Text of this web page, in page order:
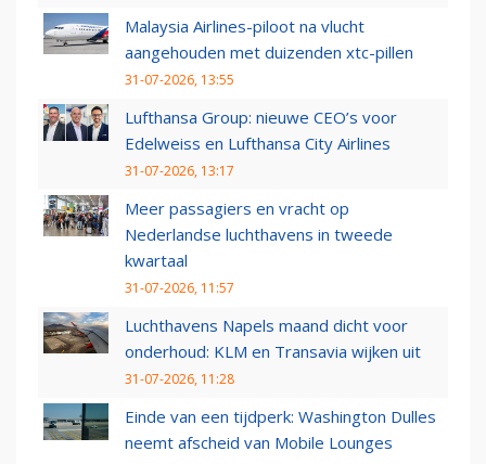
Malaysia Airlines-piloot na vlucht
aangehouden met duizenden xtc-pillen
31-07-2026, 13:55
Lufthansa Group: nieuwe CEO’s voor
Edelweiss en Lufthansa City Airlines
31-07-2026, 13:17
Meer passagiers en vracht op
Nederlandse luchthavens in tweede
kwartaal
31-07-2026, 11:57
Luchthavens Napels maand dicht voor
onderhoud: KLM en Transavia wijken uit
31-07-2026, 11:28
Einde van een tijdperk: Washington Dulles
neemt afscheid van Mobile Lounges